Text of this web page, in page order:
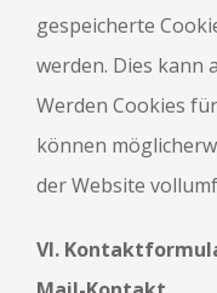
gespeicherte
werden. Dies kann
Werden Cookies
können
der Website
VI.